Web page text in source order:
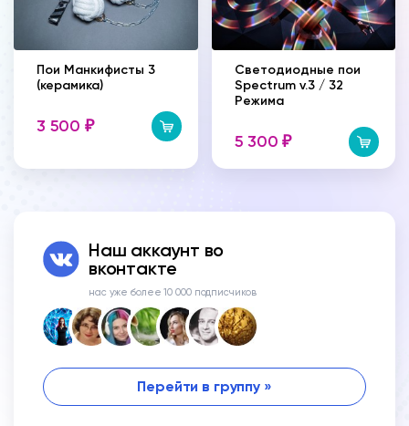
Пои Манкифисты 3
(керамика)
3 500 ₽
Светодиодные пои
Spectrum v.3 / 32
Режима
5 300₽
Наш аккаунт во
вконтакте
нас уже более 10 000 подписчиков
Перейти в группу »